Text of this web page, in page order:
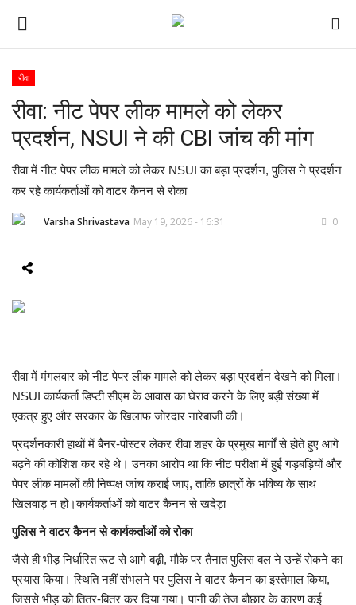
ई-पेपर
होम
Contact Us
Subscribe
About Us
देश
मध्यप्रदेश
छत्तीसगढ़
मनोरंजन
लाइफस्टाइल
खेल
ब्रेकिंग न्यूज़
रीवा
रीवा: नीट पेपर लीक मामले को लेकर
प्रदर्शन, NSUI ने की CBI जांच की मांग
रीवा में नीट पेपर लीक मामले को लेकर NSUI का बड़ा प्रदर्शन, पुलिस ने प्रदर्शन
कर रहे कार्यकर्ताओं को वाटर कैनन से रोका
Varsha Shrivastava May 19, 2026 - 16:31 0
रीवा में मंगलवार को नीट पेपर लीक मामले को लेकर बड़ा प्रदर्शन देखने को मिला।
NSUI कार्यकर्ता डिप्टी सीएम के आवास का घेराव करने के लिए बड़ी संख्या में
एकत्र हुए और सरकार के खिलाफ जोरदार नारेबाजी की।
प्रदर्शनकारी हाथों में बैनर-पोस्टर लेकर रीवा शहर के प्रमुख मार्गों से होते हुए आगे
बढ़ने की कोशिश कर रहे थे। उनका आरोप था कि नीट परीक्षा में हुई गड़बड़ियों और
पेपर लीक मामलों की निष्पक्ष जांच कराई जाए, ताकि छात्रों के भविष्य के साथ
खिलवाड़ न हो।कार्यकर्ताओं को वाटर कैनन से खदेड़ा
पुलिस ने वाटर कैनन से कार्यकर्ताओं को रोका
जैसे ही भीड़ निर्धारित रूट से आगे बढ़ी, मौके पर तैनात पुलिस बल ने उन्हें रोकने का
प्रयास किया। स्थिति नहीं संभलने पर पुलिस ने वाटर कैनन का इस्तेमाल किया,
जिससे भीड़ को तितर-बितर कर दिया गया। पानी की तेज बौछार के कारण कई